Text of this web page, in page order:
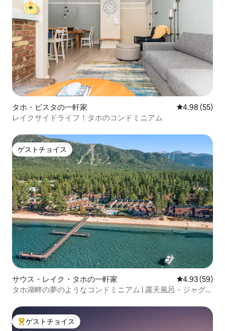
タホ・ビスタの一軒家 レビュー55
4.98 (55)
レイクサイドライフ！タホのコンドミニアム
ゲストチョイス
ゲストチョイス
サウス・レイク・タホの一軒家 レビュー59
4.93 (59)
タホ湖畔の夢のようなコンドミニアム | 露天風呂・ジャグジ
大好評のゲストチョイスです。
ゲストチョイス